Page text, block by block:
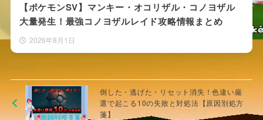
【ポケモンSV】マンキー・オコリザル・コノヨザル
大量発生！最強コノヨザルレイド攻略情報まとめ
2026年8月1日
倒した・逃げた・リセット消失！色違い厳
選で起こる10の失敗と対処法【原因別処方
箋】